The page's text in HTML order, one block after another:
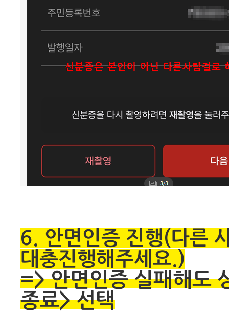
6. 안면인증 진행(다른
대충진행해주세요.)
=> 안면인증 실패해도
종료> 선택​